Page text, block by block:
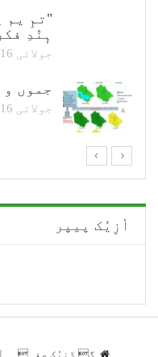
"تمِ یم
ہٕنٛدِ
جولائی 16, 2026
جموں
جولائی 16, 2026
أزِیُک پیپر
گ.ڈنیُک صفہ